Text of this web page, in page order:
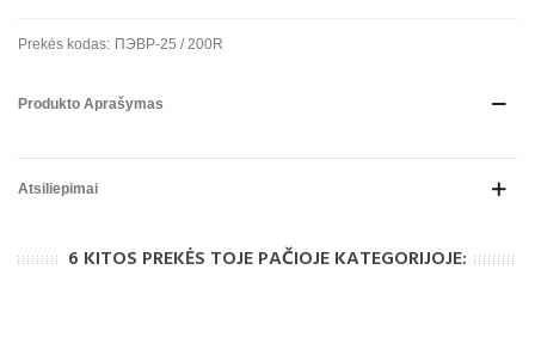
Prekės kodas: ПЭВР-25 / 200R
Produkto Aprašymas
Atsiliepimai
6 KITOS PREKĖS TOJE PAČIOJE KATEGORIJOJE: